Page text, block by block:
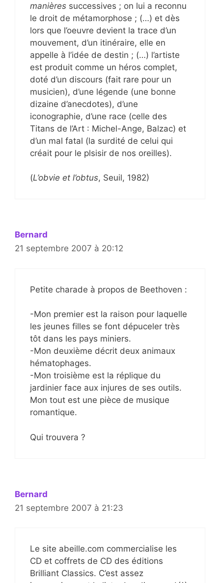
manières successives ; on lui a reconnu
le droit de métamorphose ; (…) et dès
lors que l’oeuvre devient la trace d’un
mouvement, d’un itinéraire, elle en
appelle à l’idée de destin ; (…) l’artiste
est produit comme un héros complet,
doté d’un discours (fait rare pour un
musicien), d’une légende (une bonne
dizaine d’anecdotes), d’une
iconographie, d’une race (celle des
Titans de l’Art : Michel-Ange, Balzac) et
d’un mal fatal (la surdité de celui qui
créait pour le plsisir de nos oreilles).
(L’obvie et l’obtus, Seuil, 1982)
Bernard
21 septembre 2007 à 20:12
Petite charade à propos de Beethoven :
-Mon premier est la raison pour laquelle
les jeunes filles se font dépuceler très
tôt dans les pays miniers.
-Mon deuxième décrit deux animaux
hématophages.
-Mon troisième est la réplique du
jardinier face aux injures de ses outils.
Mon tout est une pièce de musique
romantique.
Qui trouvera ?
Bernard
21 septembre 2007 à 21:23
Le site abeille.com commercialise les
CD et coffrets de CD des éditions
Brilliant Classics. C’est assez